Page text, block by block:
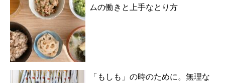
ムの働きと上手なとり方
「もしも」の時のために。無理な